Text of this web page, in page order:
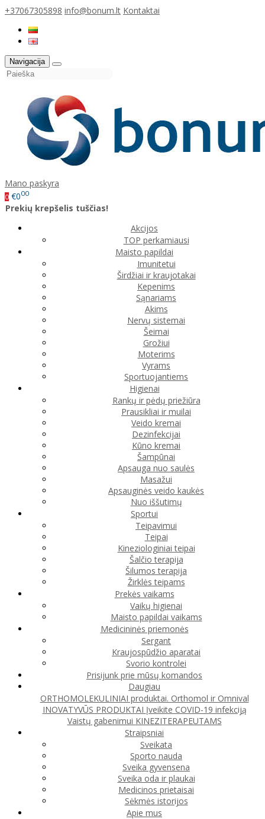
+37067305898 info@bonum.lt Kontaktai
Navigacija
Mano paskyra
0 €000
Prekių krepšelis tuščias!
Akcijos
TOP perkamiausi
Maisto papildai
Imunitetui
Širdžiai ir kraujotakai
Kepenims
Sąnariams
Akims
Nervų sistemai
Šeimai
Grožiui
Moterims
Vyrams
Sportuojantiems
Higienai
Rankų ir pėdų priežiūra
Prausikliai ir muilai
Veido kremai
Dezinfekcijai
Kūno kremai
Šampūnai
Apsauga nuo saulės
Masažui
Apsauginės veido kaukės
Nuo iššutimų
Sportui
Teipavimui
Teipai
Kineziologiniai teipai
Šalčio terapija
Šilumos terapija
Žirklės teipams
Prekės vaikams
Vaikų higienai
Maisto papildai vaikams
Medicininės priemonės
Sergant
Kraujospūdžio aparatai
Svorio kontrolei
Prisijunk prie mūsų komandos
Daugiau
ORTHOMOLEKULINIAI produktai. Orthomol ir Omnival
INOVATYVŪS PRODUKTAI Įveikite COVID-19 infekciją
Vaistų gabenimui KINEZITERAPEUTAMS
Straipsniai
Sveikata
Sporto nauda
Sveika gyvensena
Sveika oda ir plaukai
Medicinos prietaisai
Sėkmės istorijos
Apie mus